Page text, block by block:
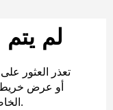
لم
تعذر العثور
الخاصة بنا لمساعدتك في العثور على ما تريد.